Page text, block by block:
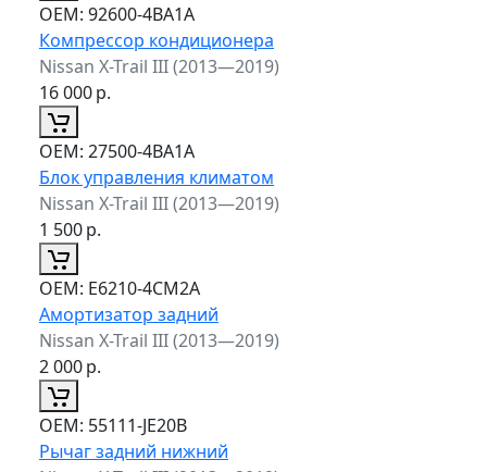
ОЕМ: 92600-4BA1A
Компрессор кондиционера
Nissan X-Trail III (2013—2019)
16 000р.
ОЕМ: 27500-4BA1A
Блок управления климатом
Nissan X-Trail III (2013—2019)
1 500р.
ОЕМ: E6210-4CM2A
Амортизатор задний
Nissan X-Trail III (2013—2019)
2 000р.
ОЕМ: 55111-JE20B
Рычаг задний нижний